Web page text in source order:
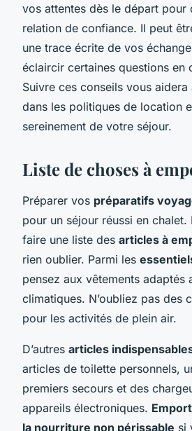
vos attentes dès le départ pour
relation de confiance. Il peut
une trace écrite de vos
éclaircir certaines questions en
Suivre ces conseils vous
dans les politiques de location
sereinement de votre séjour.
Liste de choses à
Préparer vos préparatifs
pour un séjour réussi en
faire une liste des articles à
rien oublier. Parmi les
pensez aux vêtements adaptés
climatiques. N’oubliez pas des
pour les activités de plein air.
D’autres articles
articles de toilette personnels,
premiers secours et des
appareils électroniques.
la nourriture non périssable si